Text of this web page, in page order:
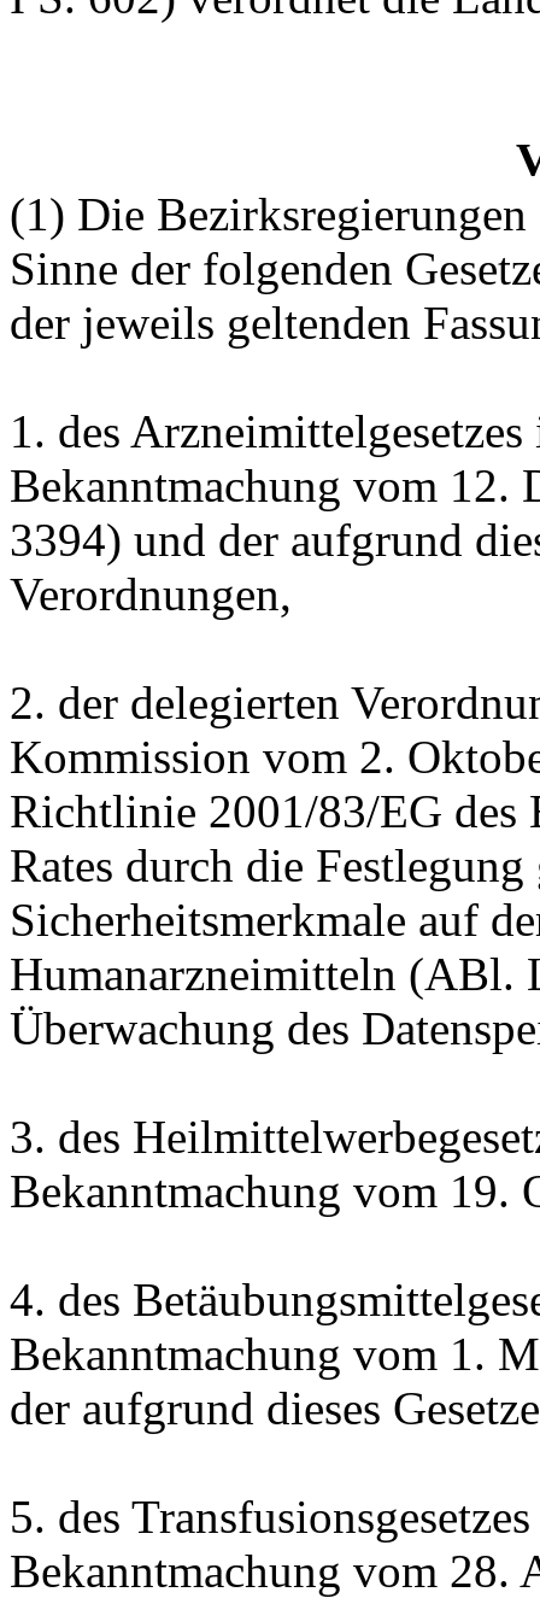
(1) Die
Sinne der folgenden
der jeweils geltenden
1. des
Bekanntmachung vom 12.
3394) und der aufgrund
Verordnungen,
2. der delegierten
Kommission vom 2.
Richtlinie 2001/83/EG des
Rates durch die
Sicherheitsmerkmale auf
Humanarzneimitteln (ABl.
Überwachung des
3. des
Bekanntmachung vom
4. des
Bekanntmachung vom 1.
der aufgrund dieses
5. des
Bekanntmachung vom 28.